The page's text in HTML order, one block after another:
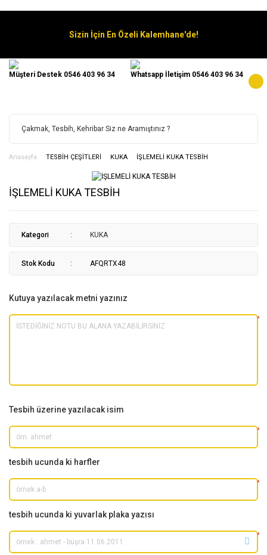
Sizin İçin En Özeli Kalemhane'de!
Müşteri Destek 0546 403 96 34 Whatsapp İletişim 0546 403 96 34
Anasayfa TESBİH ÇEŞİTLERİ KUKA İŞLEMELİ KUKA TESBİH
İŞLEMELİ KUKA TESBİH
Kategori KUKA
Stok Kodu AFQRTX48
Kutuya yazılacak metni yazınız
*
Tesbih üzerine yazılacak isim
*
tesbih ucunda ki harfler
*
tesbih ucunda ki yuvarlak plaka yazısı
*